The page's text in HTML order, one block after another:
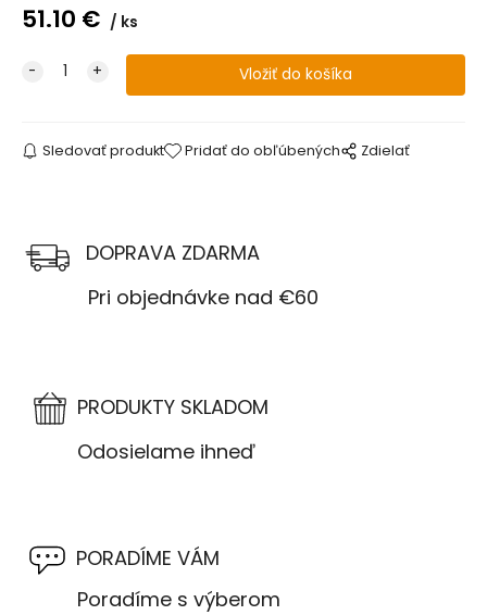
51.10 € ks
Sledovať produkt Pridať do obľúbených Zdielať
DOPRAVA ZDARMA
Pri objednávke nad €60
PRODUKTY SKLADOM
Odosielame ihneď
PORADÍME VÁM
Poradíme s výberom